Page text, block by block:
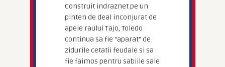
Construit indraznet pe un
pinten de deal inconjurat de
apele raului Tajo, Toledo
continua sa fie “aparat” de
zidurile cetatii feudale si sa
fie faimos pentru sabiile sale